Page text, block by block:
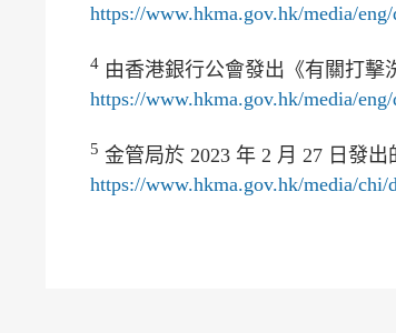
https://www.hkma.gov.hk/media/
4 由香港銀行公會發出《有關打擊
https://www.hkma.gov.hk/media/
5 金管局於 2023 年 2 月 27 日發
https://www.hkma.gov.hk/media/